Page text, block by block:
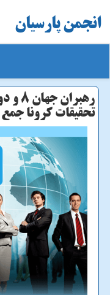
انجمن پارسیان
تحقیقات كرونا